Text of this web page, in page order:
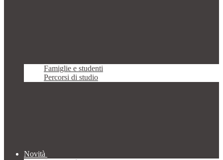
Famiglie e studenti
Percorsi di studio
Novità